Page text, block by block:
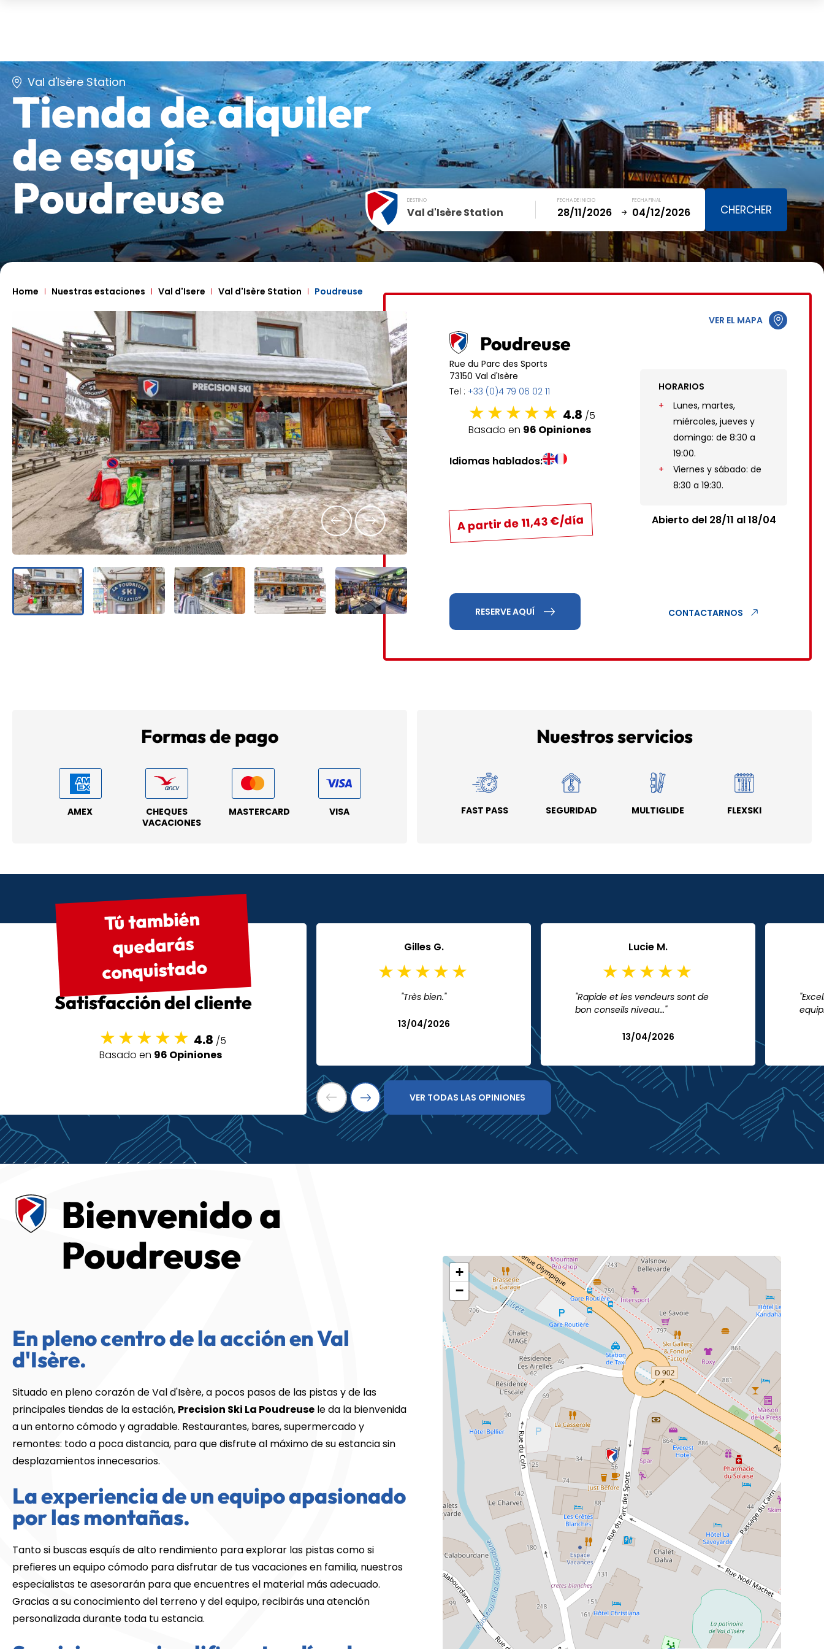
TOTAL 0,00 €
VER CESTA
Val d'Isère Station
Tienda de alquiler
de esquís
Poudreuse DESTINO
Val d'Isère Station
FECHA DE INICIO FECHA FINAL
December January
TUE WED THU FRI SUN MON TUE WED THU FRI SAT
13 15 16
20 22 23 24 25
27 29 30 31 26 27 28
Home Nuestras estaciones Val d'Isere Val d'Isère Station Poudreuse
VER EL MAPA
Poudreuse
Rue du Parc des Sports
73150 Val d'Isère
Tel : +33 (0)4 79 06 02 11
4.8 /5
Basado en 96 Opiniones
Idiomas hablados:
A partir de 11,43 €/día
RESERVE AQUÍ
HORARIOS
Lunes, martes,
miércoles, jueves y
domingo: de 8:30 a
19:00.
Viernes y sábado: de
8:30 a 19:30.
Abierto del 28/11 al 18/04
CONTACTARNOS
Formas de pago
AMEX
CHEQUES
VACACIONES
MASTERCARD VISA
Nuestros servicios
FAST PASS SEGURIDAD MULTIGLIDE FLEXSKI
Tú también
quedarás
conquistado
Satisfacción del cliente
4.8 /5
Basado en 96 Opiniones
Gilles G.
"Très bien."
13/04/2026
Lucie M.
"Rapide et les vendeurs sont de
bon conseils niveau…"
13/04/2026
VER TODAS LAS OPINIONES
Bienvenido a
Poudreuse
En pleno centro de la acción en Val
d'Isère.
Situado en pleno corazón de Val d'Isère, a pocos pasos de las pistas y de las
principales tiendas de la estación, Precision Ski La Poudreuse le da la bienvenida
a un entorno cómodo y agradable. Restaurantes, bares, supermercado y
remontes: todo a poca distancia, para que disfrute al máximo de su estancia sin
desplazamientos innecesarios.
La experiencia de un equipo apasionado
por las montañas.
Tanto si buscas esquís de alto rendimiento para explorar las pistas como si
prefieres un equipo cómodo para disfrutar de tus vacaciones en familia, nuestros
especialistas te asesorarán para que encuentres el material más adecuado.
Gracias a su conocimiento del terreno y del equipo, recibirás una atención
personalizada durante toda tu estancia.
+
−